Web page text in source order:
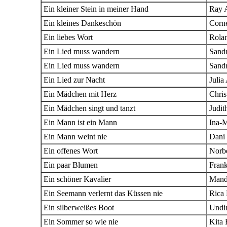
Ein kleiner Stein in meiner Hand
Ray
Ein kleines Dankeschön
Ein liebes Wort
Ein Lied muss wandern
Ein Lied muss wandern
Ein Lied zur Nacht
Julia
Ein Mädchen mit Herz
Ein Mädchen singt und tanzt
Ein Mann ist ein Mann
Ina-
Ein Mann weint nie
Dani
Ein offenes Wort
Ein paar Blumen
Ein schöner Kavalier
Ein Seemann verlernt das Küssen nie
Rica
Ein silberweißes Boot
Ein Sommer so wie nie
Kita